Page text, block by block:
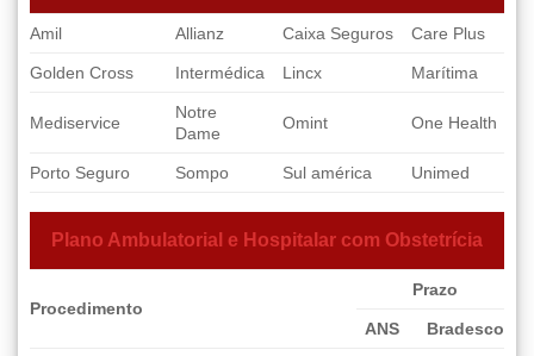
Amil Allianz Caixa Seguros Care Plus
Golden Cross Intermédica Lincx Marítima
Mediservice
Notre
Dame
Omint One Health
Porto Seguro Sompo Sul américa Unimed
Plano Ambulatorial e Hospitalar com Obstetrícia
Procedimento
Prazo
ANS Bradesco